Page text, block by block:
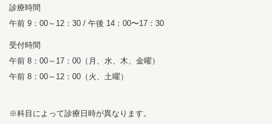
診療時間
午前 9：00～12：30 / 午後 14：00〜17：30
受付時間
午前 8：00～17：00（月、水、木、金曜）
午前 8：00～12：00（火、土曜）
※科目によって診療日時が異なります。